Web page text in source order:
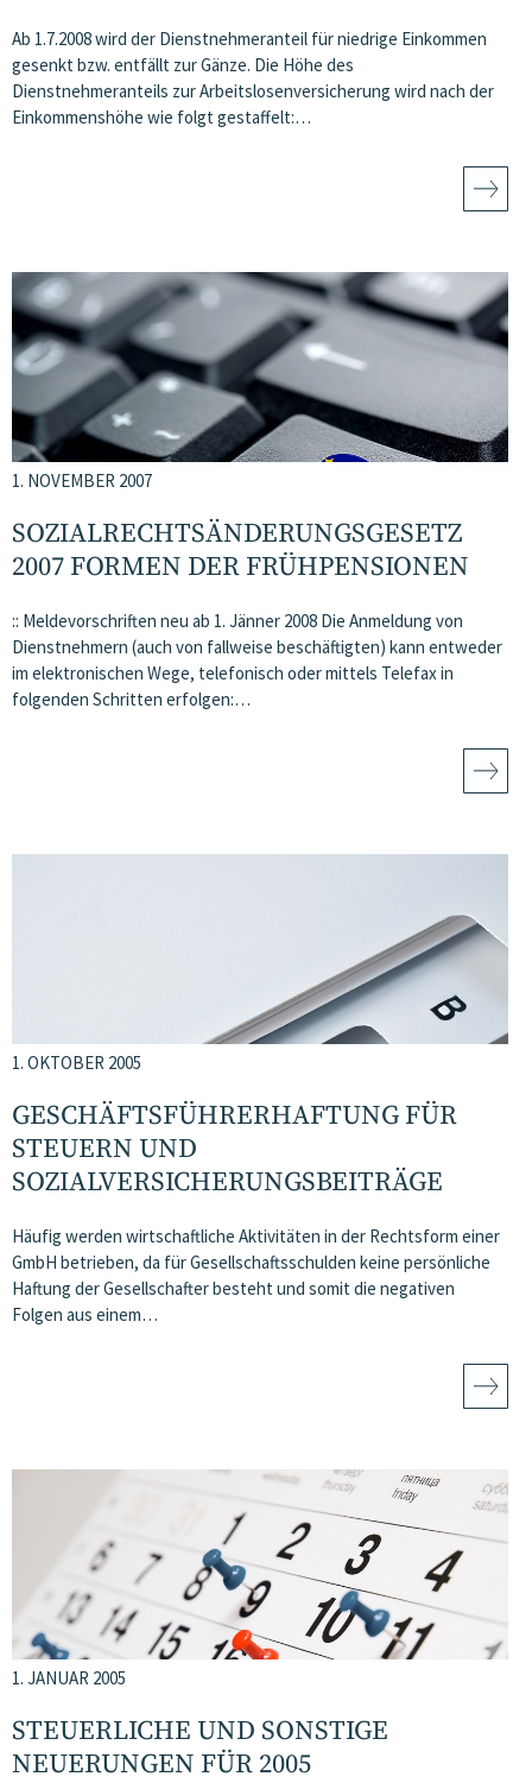
Ab 1.7.2008 wird der Dienstnehmeranteil für niedrige Einkommen
gesenkt bzw. entfällt zur Gänze. Die Höhe des
Dienstnehmeranteils zur Arbeitslosenversicherung wird nach der
Einkommenshöhe wie folgt gestaffelt:…
1. NOVEMBER 2007
SOZIALRECHTSÄNDERUNGSGESETZ
2007 FORMEN DER FRÜHPENSIONEN
:: Meldevorschriften neu ab 1. Jänner 2008 Die Anmeldung von
Dienstnehmern (auch von fallweise beschäftigten) kann entweder
im elektronischen Wege, telefonisch oder mittels Telefax in
folgenden Schritten erfolgen:…
1. OKTOBER 2005
GESCHÄFTSFÜHRERHAFTUNG FÜR
STEUERN UND
SOZIALVERSICHERUNGSBEITRÄGE
Häufig werden wirtschaftliche Aktivitäten in der Rechtsform einer
GmbH betrieben, da für Gesellschaftsschulden keine persönliche
Haftung der Gesellschafter besteht und somit die negativen
Folgen aus einem…
1. JANUAR 2005
STEUERLICHE UND SONSTIGE
NEUERUNGEN FÜR 2005